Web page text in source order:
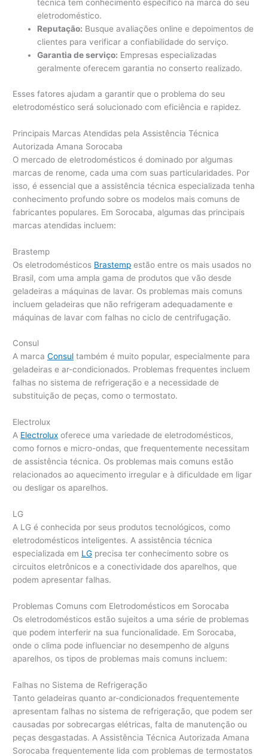
técnica tem conhecimento específico na marca do seu
eletrodoméstico.
Reputação: Busque avaliações online e depoimentos de
clientes para verificar a confiabilidade do serviço.
Garantia de serviço: Empresas especializadas
geralmente oferecem garantia no conserto realizado.
Esses fatores ajudam a garantir que o problema do seu
eletrodoméstico será solucionado com eficiência e rapidez.
Principais Marcas Atendidas pela Assistência Técnica
Autorizada Amana Sorocaba
O mercado de eletrodomésticos é dominado por algumas
marcas de renome, cada uma com suas particularidades. Por
isso, é essencial que a assistência técnica especializada tenha
conhecimento profundo sobre os modelos mais comuns de
fabricantes populares. Em Sorocaba, algumas das principais
marcas atendidas incluem:
Brastemp
Os eletrodomésticos Brastemp estão entre os mais usados no
Brasil, com uma ampla gama de produtos que vão desde
geladeiras a máquinas de lavar. Os problemas mais comuns
incluem geladeiras que não refrigeram adequadamente e
máquinas de lavar com falhas no ciclo de centrifugação.
Consul
A marcaConsul também é muito popular, especialmente para
geladeiras e ar-condicionados. Problemas frequentes incluem
falhas no sistema de refrigeração e a necessidade de
substituição de peças, como o termostato.
Electrolux
A Electrolux oferece uma variedade de eletrodomésticos,
como fornos e micro-ondas, que frequentemente necessitam
de assistência técnica. Os problemas mais comuns estão
relacionados ao aquecimento irregular e à dificuldade em ligar
ou desligar os aparelhos.
LG
A LG é conhecida por seus produtos tecnológicos, como
eletrodomésticos inteligentes. A assistência técnica
especializada em LG precisa ter conhecimento sobre os
circuitos eletrônicos e a conectividade dos aparelhos, que
podem apresentar falhas.
Problemas Comuns com Eletrodomésticos em Sorocaba
Os eletrodomésticos estão sujeitos a uma série de problemas
que podem interferir na sua funcionalidade. Em Sorocaba,
onde o clima pode influenciar no desempenho de alguns
aparelhos, os tipos de problemas mais comuns incluem:
Falhas no Sistema de Refrigeração
Tanto geladeiras quanto ar-condicionados frequentemente
apresentam falhas no sistema de refrigeração, que podem ser
causadas por sobrecargas elétricas, falta de manutenção ou
peças desgastadas. A Assistência Técnica Autorizada Amana
Sorocaba frequentemente lida com problemas de termostatos